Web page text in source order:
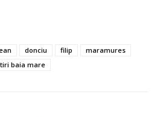
donciu filip
maramures
baia mare